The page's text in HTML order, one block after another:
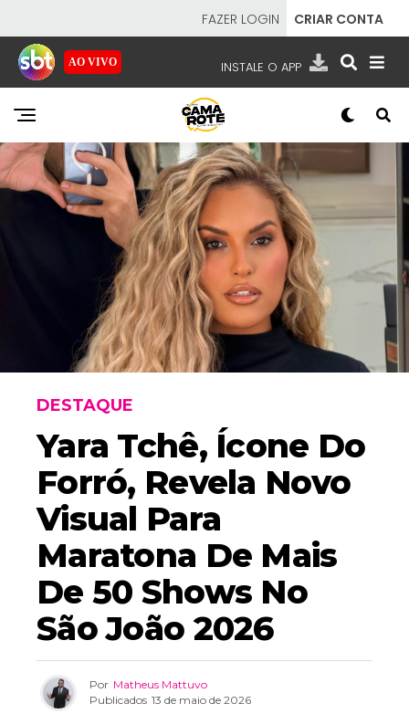
FAZER LOGIN CRIAR CONTA
AO VIVO INSTALE O APP
EMISSORAS
NOSSAS REDES
- SISTEMA BRASILEIRO DE TELEVISÃO
DESTAQUE
Yara Tchê, Ícone Do
Forró, Revela Novo
Visual Para
Maratona De Mais
De 50 Shows No
São João 2026
Por Matheus Mattuvo
Publicados 13 de maio de 2026